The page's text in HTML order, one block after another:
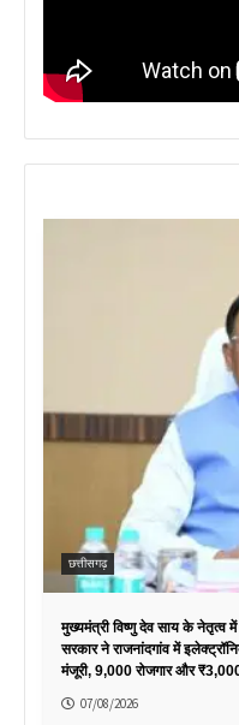
छत्तीसगढ़
मुख्यमंत्री विष्णु देव साय के नेतृत्व
सरकार ने राजनांदगांव में
मंजूरी, 9,000 रोजगार और
07/08/2026